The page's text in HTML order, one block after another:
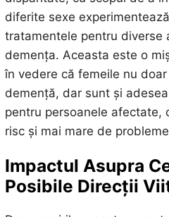
diferite sexe
tratamentele pentru diverse
demența. Aceasta este o
în vedere că femeile nu
demență, dar sunt și
pentru persoanele afectate,
risc și mai mare de
Impactul Asupra
Posibile Direcții